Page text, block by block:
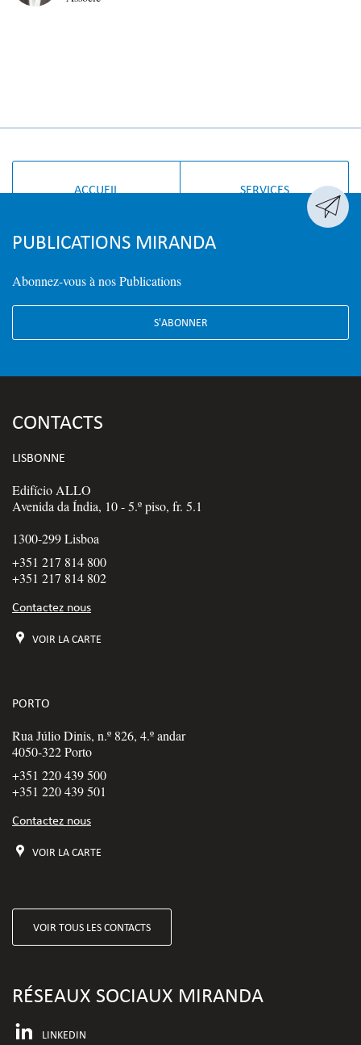

ACCUEIL SERVICES
PUBLICATIONS MIRANDA
Abonnez-vous à nos Publications
S'ABONNER
CONTACTS
LISBONNE
Edifício ALLO
Avenida da Índia, 10 - 5.º piso, fr. 5.1
1300-299 Lisboa
+351 217 814 800
+351 217 814 802
Contactez nous
VOIR LA CARTE
PORTO
Rua Júlio Dinis, n.º 826, 4.º andar
4050-322 Porto
+351 220 439 500
+351 220 439 501
Contactez nous
VOIR LA CARTE
VOIR TOUS LES CONTACTS
RÉSEAUX SOCIAUX MIRANDA
LINKEDIN